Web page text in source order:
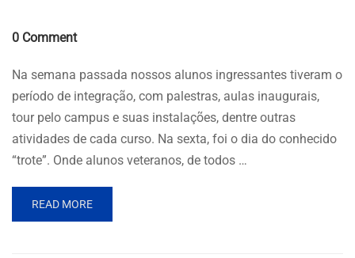
0 Comment
Na semana passada nossos alunos ingressantes tiveram o
período de integração, com palestras, aulas inaugurais,
tour pelo campus e suas instalações, dentre outras
atividades de cada curso. Na sexta, foi o dia do conhecido
“trote”. Onde alunos veteranos, de todos …
READ MORE